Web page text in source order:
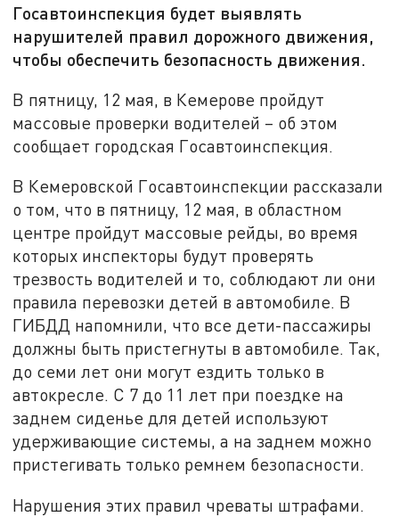
Госавтоинспекция будет выявлять
нарушителей правил дорожного движения,
чтобы обеспечить безопасность движения.
В пятницу, 12 мая, в Кемерове пройдут
массовые проверки водителей – об этом
сообщает городская Госавтоинспекция.
В Кемеровской Госавтоинспекции рассказали
о том, что в пятницу, 12 мая, в областном
центре пройдут массовые рейды, во время
которых инспекторы будут проверять
трезвость водителей и то, соблюдают ли они
правила перевозки детей в автомобиле. В
ГИБДД напомнили, что все дети-пассажиры
должны быть пристегнуты в автомобиле. Так,
до семи лет они могут ездить только в
автокресле. С 7 до 11 лет при поездке на
заднем сиденье для детей используют
удерживающие системы, а на заднем можно
пристегивать только ремнем безопасности.
Нарушения этих правил чреваты штрафами.